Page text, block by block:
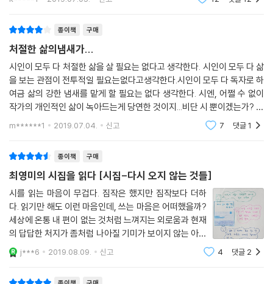
종이책 구매
처절한 삶의냄새가...
시인이 모두 다 처절한 삶을 살 필요는 없다고 생각한다. 시인이 모두 다 삶
을 보는 관점이 전투적일 필요는없다고생각한다.시인이 모두 다 독자로 하
여금 삶의 강한 냄새를 맡게 할 필요는 없다 생각한다. 시엔, 어쩔 수 없이
작가의 개인적인 삶이 녹아드는게 당연한 것이지...비단 시 뿐이겠는가? 인
간이 내 놓는 모든잉여물들이 그리할 것이다. 최영미의다시 오지 않는것들
m******1 2019.07.04. 신고 7 댓글1
종이책 구매
최영미의 시집을 읽다 [시집-다시 오지 않는 것들]
시를 읽는 마음이 무겁다. 짐작은 했지만 짐작보다 더하
다. 읽기만 해도 이런 마음인데, 쓰는 마음은 어떠했을까?
세상에 온통 내 편이 없는 것처럼 느껴지는 외로움과 현재
의 답답한 처지가 좀처럼 나아질 기미가 보이지 않는 아득
함 속에 서 있는 것처럼 보인다. 작가보다 내가 먼저 무너
져 내린다. 온통 어려운 생이다. 사랑도 어렵고 관계도 어
j***6 2019.08.09. 신고 4 댓글 2